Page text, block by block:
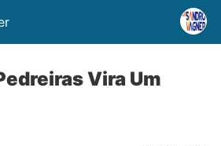
Vira Um